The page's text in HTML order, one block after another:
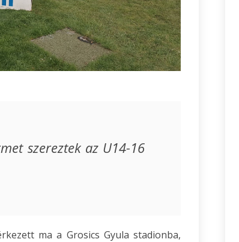
szereztek az U14-16
ma a Grosics Gyula stadionba,